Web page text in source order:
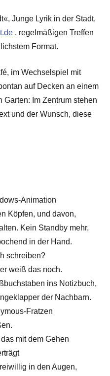
Junge Lyrik in der Stadt,
, regelmäßigen Treffen
Format.
im Wechselspiel mit
auf Decken an einem
Im Zentrum stehen
und der Wunsch, diese
Animation
Köpfen, und davon,
Kein Standby mehr,
in der Hand.
schreiben?
weiß das noch.
ins Notizbuch,
der Nachbarn.
Fratzen
mit dem Gehen
in den Augen,